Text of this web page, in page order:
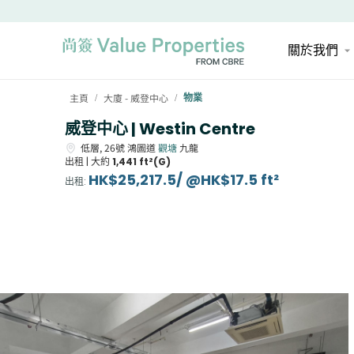
關於我們
主頁 / 大廈 - 威登中心 / 物業
威登中心 | Westin Centre
低層,26號鴻圖道觀塘 九龍
出租 | 大約 1,441 ft²(G)
出租: HK$25,217.5/ @HK$17.5 ft²